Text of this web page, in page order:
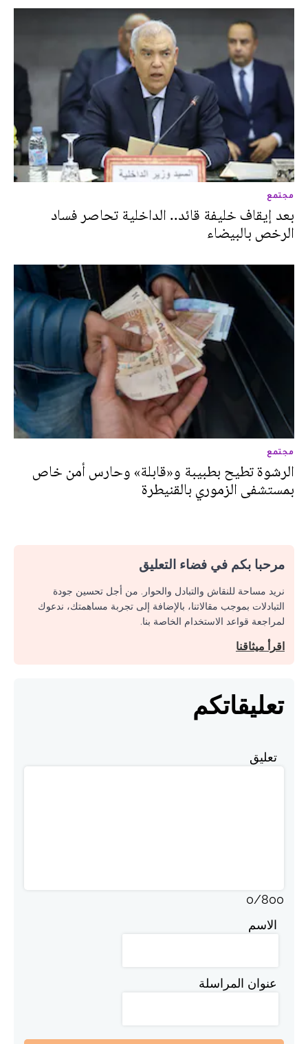
مجتمع
بعد إيقاف خليفة قائد.. الداخلية تحاصر فساد
الرخص بالبيضاء
مجتمع
الرشوة تطيح بطبيبة و«قابلة» وحارس أمن خاص
بمستشفى الزموري بالقنيطرة
مرحبا بكم في فضاء التعليق
نريد مساحة للنقاش والتبادل والحوار. من أجل تحسين جودة
التبادلات بموجب مقالاتنا، بالإضافة إلى تجربة مساهمتك، ندعوك
لمراجعة قواعد الاستخدام الخاصة بنا.
اقرأ ميثاقنا
تعليقاتكم
تعليق
0/800
الاسم
عنوان المراسلة